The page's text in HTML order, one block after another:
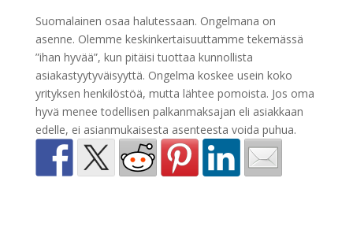
Suomalainen osaa halutessaan. Ongelmana on
asenne. Olemme keskinkertaisuuttamme tekemässä
”ihan hyvää”, kun pitäisi tuottaa kunnollista
asiakastyytyväisyyttä. Ongelma koskee usein koko
yrityksen henkilöstöä, mutta lähtee pomoista. Jos oma
hyvä menee todellisen palkanmaksajan eli asiakkaan
edelle, ei asianmukaisesta asenteesta voida puhua.